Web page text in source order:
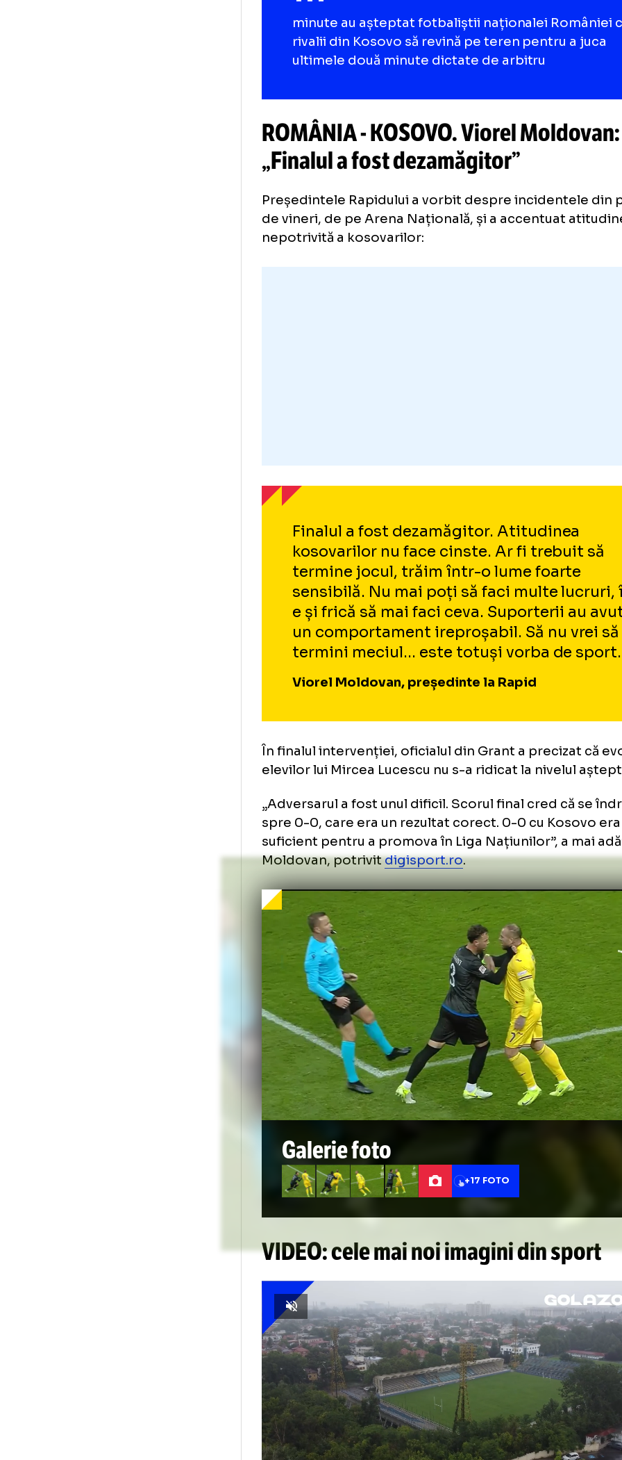
111
minute au așteptat fotbaliștii naționalei
rivalii din Kosovo să revină pe teren pentru
ultimele două minute dictate de arbitru
ROMÂNIA - KOSOVO. Viorel
Finalul a fost dezamăgitor.
sensibilă. Nu mai poți să faci multe
e și frică să mai faci ceva. Suporterii
un comportament ireproșabil. Să nu
termini meciul... este totuși vorba
Viorel Moldovan, președinte la Rapid
În finalul intervenției, oficialul din Grant a
elevilor lui Mircea Lucescu nu s-a ridicat la
„Adversarul a fost unul dificil. Scorul final cred
spre 0-0, care era un rezultat corect. 0-0 cu
suficient pentru a promova în Liga Națiunilor”, a
Moldovan, potrivitdigisport.ro.
Galerie foto
+17 FOTO
România - Kosovo: conflict între Amir Rrahmani și Denis Alibec. Foto: captură Antena 1